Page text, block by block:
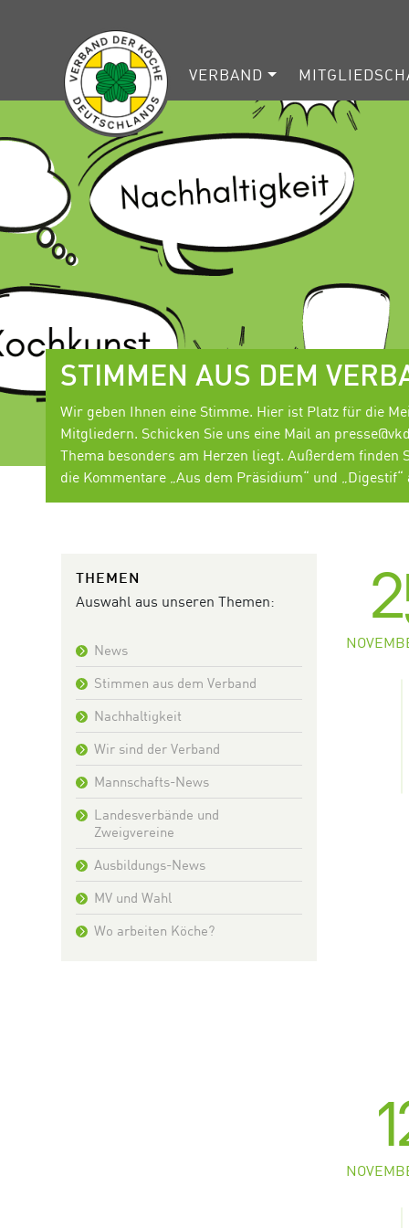
VERBAND
STIMMEN AUS DEM
Wir geben Ihnen eine Stimme. Hier ist Platz für die
Mitgliedern. Schicken Sie uns eine Mail an
Thema besonders am Herzen liegt. Außerdem finden
die Kommentare „Aus dem Präsidium“ und „Digestif“
THEMEN
Auswahl aus unseren Themen:
News
Stimmen aus dem Verband
Nachhaltigkeit
Wir sind der Verband
Mannschafts-News
Landesverbände und
Zweigvereine
Ausbildungs-News
MV und Wahl
Wo arbeiten Köche?